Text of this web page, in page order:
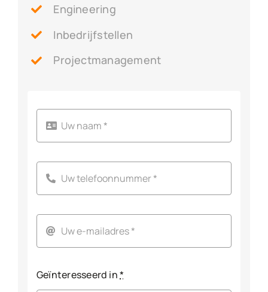
Engineering
Inbedrijfstellen
Projectmanagement
Geïnteresseerd in*